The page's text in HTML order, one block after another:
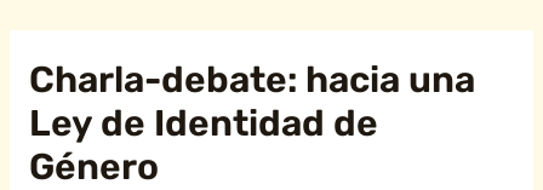
Charla-debate: hacia una
Ley de Identidad de
Género